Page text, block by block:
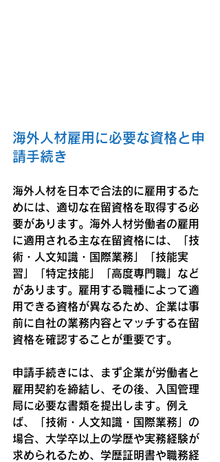
海外人材雇用に必要な資格と申
請手続き
海外人材を日本で合法的に雇用するた
めには、適切な在留資格を取得する必
要があります。海外人材労働者の雇用
に適用される主な在留資格には、「技
術・人文知識・国際業務」「技能実
習」「特定技能」「高度専門職」など
があります。雇用する職種によって適
用できる資格が異なるため、企業は事
前に自社の業務内容とマッチする在留
資格を確認することが重要です。
申請手続きには、まず企業が労働者と
雇用契約を締結し、その後、入国管理
局に必要な書類を提出します。例え
ば、「技術・人文知識・国際業務」の
場合、大学卒以上の学歴や実務経験が
求められるため、学歴証明書や職務経